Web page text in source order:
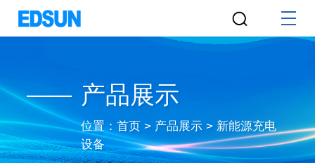
产品展示
位置：首页 > 产品展示 > 新能源充电
设备